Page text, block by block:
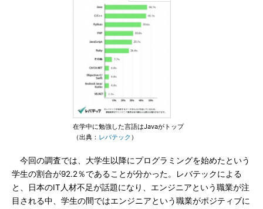
在学中に勉強した言語はJavaがトップ
（出典： レバテック ）
今回の調査では、大学生以降にプログラミングを始めたという
学生の割合が92.2％であることが分かった。レバテックによる
と、日本のIT人材不足が話題になり、エンジニアという職業が注
目される中、学生の間ではエンジニアという職業がポジティブに